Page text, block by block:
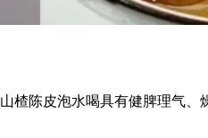
楂陈皮泡水喝具有健脾理气